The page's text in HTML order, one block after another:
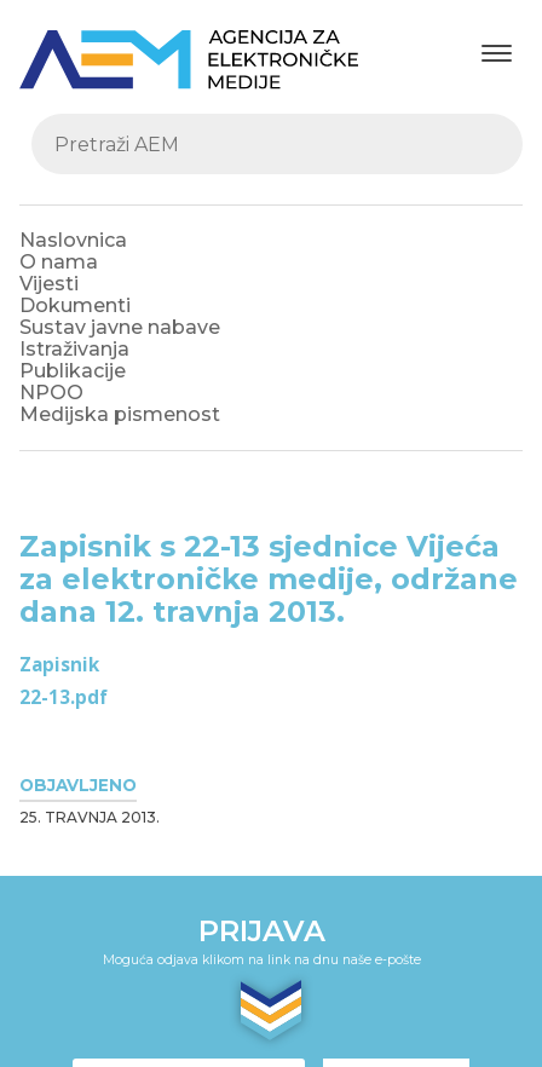
Naslovnica
O nama
Vijesti
Dokumenti
Sustav javne nabave
Istraživanja
Publikacije
NPOO
Medijska pismenost
OBJAVLJENO
25. TRAVNJA 2013.
Zapisnik s 22-13 sjednice Vijeća
za elektroničke medije, održane
dana 12. travnja 2013.
Zapisnik
22-13.pdf
PRIJAVA
Moguća odjava klikom na link na dnu naše e-pošte